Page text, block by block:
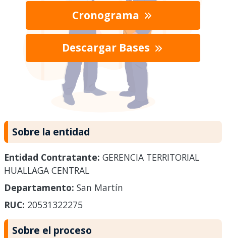
Cronograma
Descargar Bases
Sobre la entidad
Entidad Contratante: GERENCIA TERRITORIAL
HUALLAGA CENTRAL
Departamento: San Martín
RUC: 20531322275
Sobre el proceso